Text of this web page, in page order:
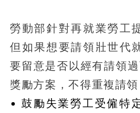
勞動部針對再就業勞工
但如果想要請領壯世代
要留意是否以經有請領
獎勵方案，不得重複請領
鼓勵失業勞工受僱特